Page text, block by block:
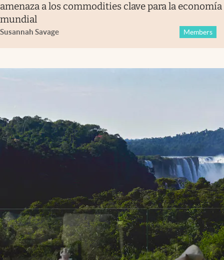
amenaza a los commodities clave para la economía
mundial
Susannah Savage Members